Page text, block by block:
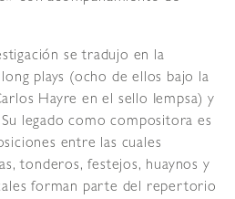
se tradujo en la
plays (ocho de ellos bajo la
Hayre en el sello Iempsa) y
legado como compositora es
entre las cuales
tonderos, festejos, huaynos y
forman parte del repertorio